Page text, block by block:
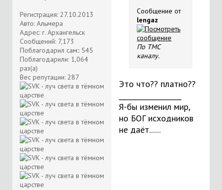
Регистрация: 27.10.2013
Авто: Альмера
Адрес: г. Архангельск
Сообщений: 7,173
Поблагодарил сам:: 545
Поблагодарили: 1,064
раз(а)
Вес репутации: 287
Сообщение от
lengaz
По TMC
каналу.
Это что?? платно??
Я-бы изменил мир,
но БОГ исходников
не даёт......